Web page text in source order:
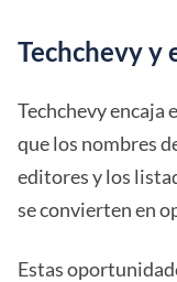
Techchevy y
Techchevy encaja
que los nombres
editores y los
se convierten en
Estas